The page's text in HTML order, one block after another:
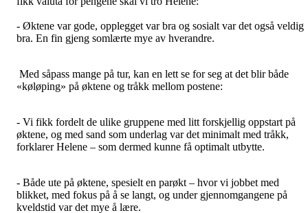
- Øktene var gode, opplegget var bra og sosialt var det også veldig
bra. En fin gjeng somlærte mye av hverandre.
Med såpass mange på tur, kan en lett se for seg at det blir både
«køløping» på øktene og tråkk mellom postene:
- Vi fikk fordelt de ulike gruppene med litt forskjellig oppstart på
øktene, og med sand som underlag var det minimalt med tråkk,
forklarer Helene – som dermed kunne få optimalt utbytte.
- Både ute på øktene, spesielt en parøkt – hvor vi jobbet med
blikket, med fokus på å se langt, og under gjennomgangene på
kveldstid var det mye å lære.